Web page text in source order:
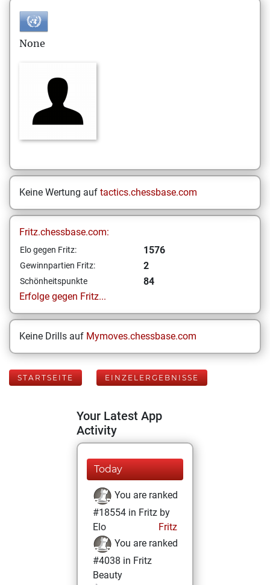
None
Keine Wertung auf tactics.chessbase.com
Fritz.chessbase.com:
Elo gegen Fritz: 1576
Gewinnpartien Fritz: 2
Schönheitspunkte
84
Erfolge gegen Fritz...
Keine Drills auf Mymoves.chessbase.com
STARTSEITE EINZELERGEBNISSE
Your Latest App
Activity
Today
You are ranked
#18554 in Fritz by
Elo
Fritz
You are ranked
#4038 in Fritz
Beauty